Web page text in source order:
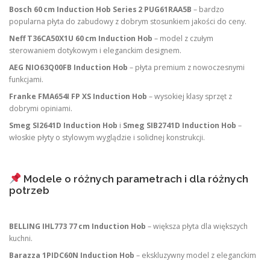
Bosch 60 cm Induction Hob Series 2 PUG61RAA5B – bardzo
popularna płyta do zabudowy z dobrym stosunkiem jakości do ceny.
Neff T36CA50X1U 60 cm Induction Hob – model z czułym
sterowaniem dotykowym i eleganckim designem.
AEG NIO63Q00FB Induction Hob – płyta premium z nowoczesnymi
funkcjami.
Franke FMA654I FP XS Induction Hob – wysokiej klasy sprzęt z
dobrymi opiniami.
Smeg SI2641D Induction Hob i Smeg SIB2741D Induction Hob –
włoskie płyty o stylowym wyglądzie i solidnej konstrukcji.
Modele o różnych parametrach i dla różnych
potrzeb
BELLING IHL773 77 cm Induction Hob – większa płyta dla większych
kuchni.
Barazza 1PIDC60N Induction Hob – ekskluzywny model z eleganckim